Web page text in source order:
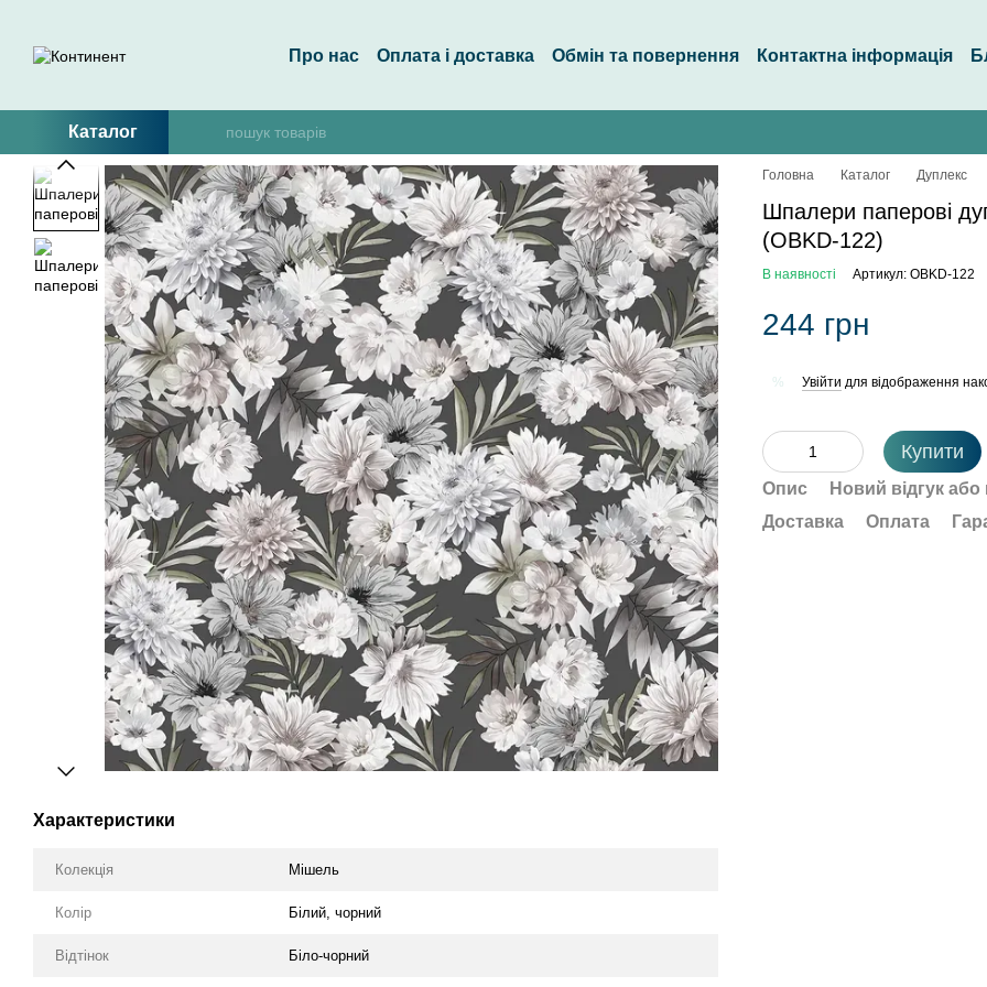
Про нас Оплата і доставка Обмін та повернення Контактна інформація
Каталог
Характеристики
Колекція Мішель
Колір Білий, чорний
Відтінок Біло-чорний
Головна Каталог Дуплекс
Шпалери паперові
(OBKD-122)
В наявності Артикул: OBKD-122
244 грн
% Увійти для відображення
Купити
Опис
Новий відгук
Доставка
Оплата